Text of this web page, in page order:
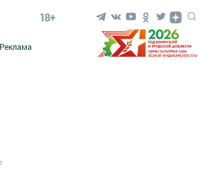
18+
Реклама